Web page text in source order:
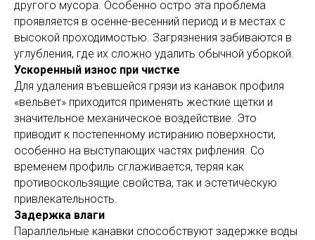
другого мусора. Особенно остро эта проблема
проявляется в осенне-весенний период и в местах с
высокой проходимостью. Загрязнения забиваются в
углубления, где их сложно удалить обычной уборкой.
Ускоренный износ при чистке
Для удаления въевшейся грязи из канавок профиля
«вельвет» приходится применять жесткие щетки и
значительное механическое воздействие. Это
приводит к постепенному истиранию поверхности,
особенно на выступающих частях рифления. Со
временем профиль сглаживается, теряя как
противоскользящие свойства, так и эстетическую
привлекательность.
Задержка влаги
Параллельные канавки способствуют задержке воды